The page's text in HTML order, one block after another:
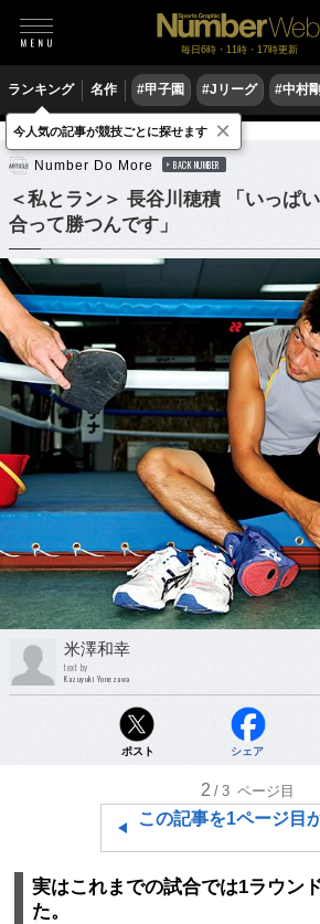
毎日6時・11時・17時更新
ランキング 名作 #甲子園 #Jリーグ #中村
陸上
Number Do More BACK NUMBER
＜私とラン＞ 長谷川穂積 「いっぱ
合って勝つんです」
米澤和幸
text by
Kazuyuki Yonezawa
ポスト シェア
2 /3 ページ目
この記事を1ページ目
実はこれまでの試合では1ラウン
た。
今人気の記事が競技ごとに探せます ×